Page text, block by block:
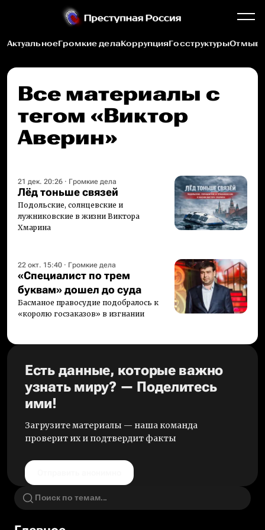
АктуальноеГромкие делаКоррупцияГосструктуры
Все материалы c
тегом «Виктор
Аверин»
21 дек. 20:26 · Громкие дела
Лёд тоньше связей
Подольские, солнцевские и
лужниковские в жизни Виктора
Хмарина
22 окт. 15:40 · Громкие дела
«Специалист по трем
буквам» дошел до суда
Басманое правосудие подобралось к
«королю госзаказов» в изгнании
Есть данные, которые важно
узнать миру? — Поделитесь
ими!
Загрузите материалы — наша команда
проверит их и подтвердит факты